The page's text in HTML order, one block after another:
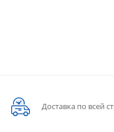
Доставка по всей